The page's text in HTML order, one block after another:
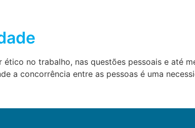
no trabalho, nas questões pessoais e até
a concorrência entre as pessoas é uma